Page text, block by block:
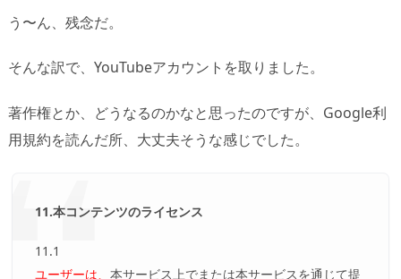
う〜ん、残念だ。
そんな訳で、YouTubeアカウントを取りました。
著作権とか、どうなるのかなと思ったのですが、Google利
用規約を読んだ所、大丈夫そうな感じでした。
11.本コンテンツのライセンス
11.1
ユーザーは、 本サービス上でまたは本サービスを通じて提